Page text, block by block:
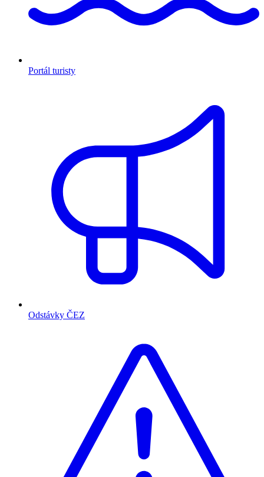
Portál turisty
Odstávky ČEZ